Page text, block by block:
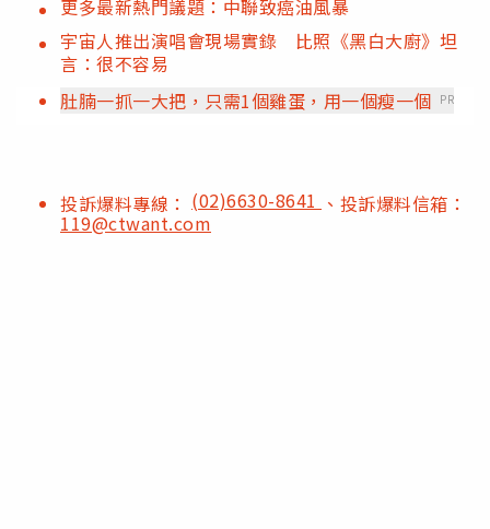
更多最新熱門議題：中聯致癌油風暴
宇宙人推出演唱會現場實錄 比照《黑白大廚》坦
言：很不容易
肚腩一抓一大把，只需1個雞蛋，用一個瘦一個 PR
投訴爆料專線： (02)6630-8641 、投訴爆料信箱：
119@ctwant.com